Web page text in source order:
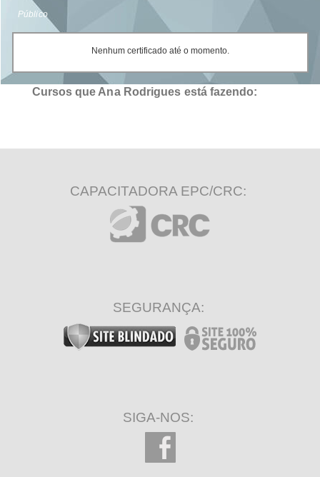
Público
Nenhum certificado até o momento.
Cursos que Ana Rodrigues está fazendo:
CAPACITADORA EPC/CRC:
SEGURANÇA:
SIGA-NOS: